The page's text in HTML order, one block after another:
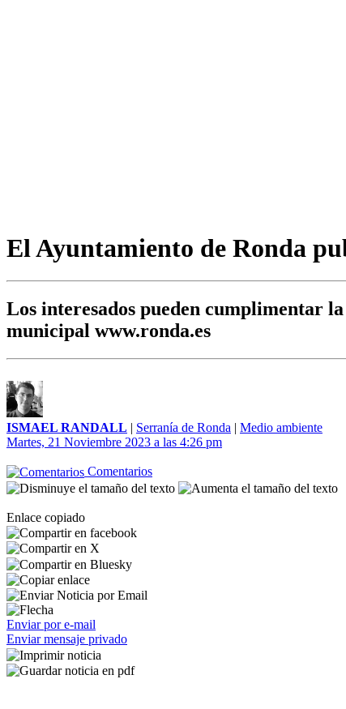
El Ayuntamiento de Ronda
Los interesados pueden cumplimentar
municipal www.ronda.es
ISMAEL RANDALL | Serranía de Ronda | Medio ambiente
Martes, 21 Noviembre 2023 a las 4:26 pm
Comentarios
Enlace copiado
Enviar por e-mail
Enviar mensaje privado